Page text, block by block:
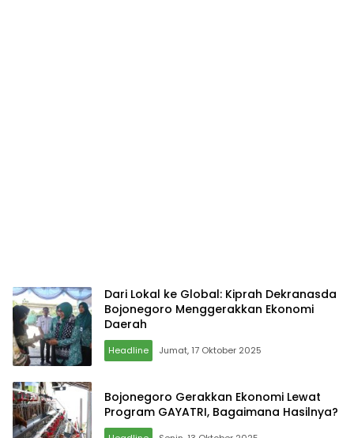
Dari Lokal ke Global: Kiprah Dekranasda
Bojonegoro Menggerakkan Ekonomi
Daerah
Headline Jumat, 17 Oktober 2025
Bojonegoro Gerakkan Ekonomi Lewat
Program GAYATRI, Bagaimana Hasilnya?